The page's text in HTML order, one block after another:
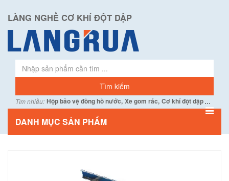
LÀNG NGHỀ CƠ KHÍ ĐỘT DẬP
Tìm nhiều: Hộp bảo vệ đồng hồ nước, Xe gom rác, Cơ khí đột dập...
DANH MỤC SẢN PHẨM